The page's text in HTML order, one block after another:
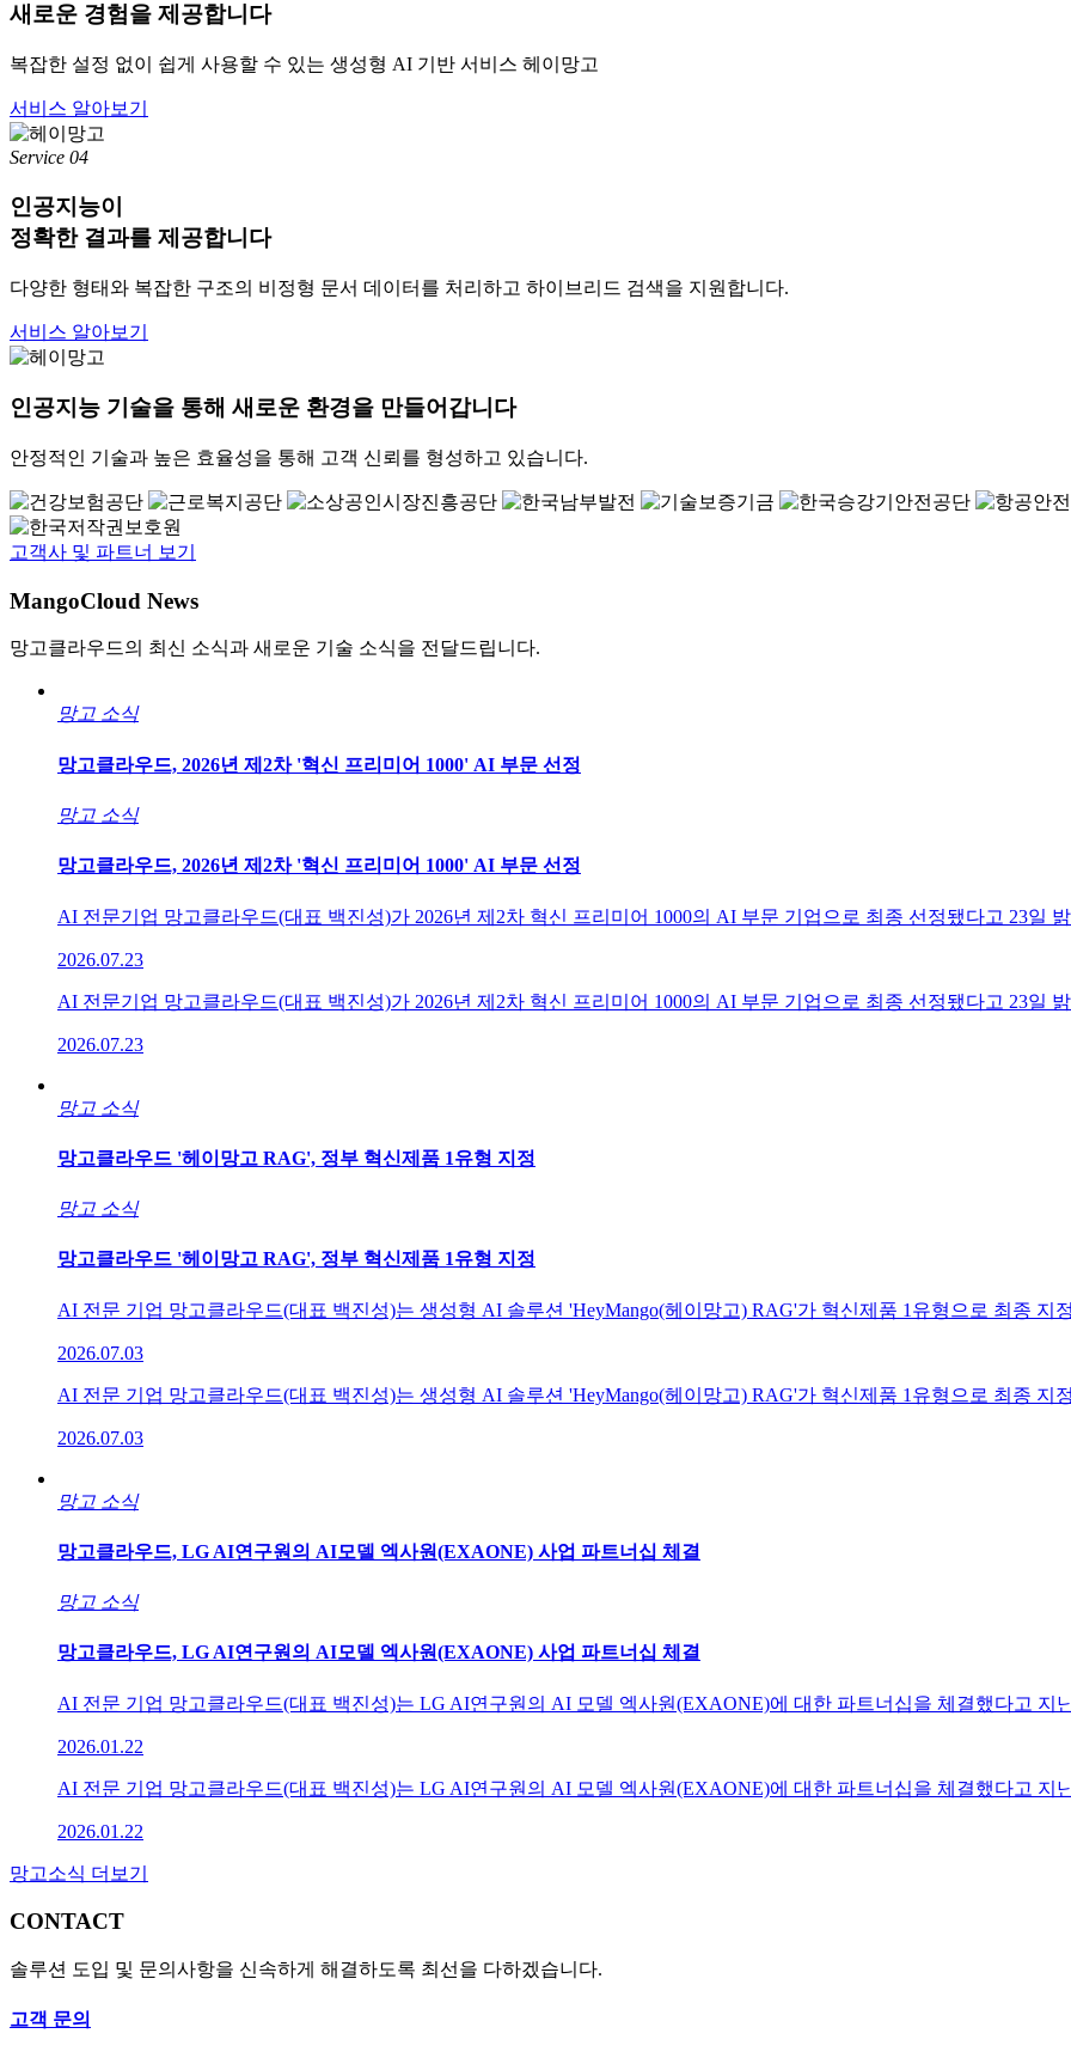
새로운 경험을 제공합니다
복잡한 설정 없이 쉽게 사용할 수 있는 생성형 AI 기반 서비스 헤이망고
서비스 알아보기
Service 04
인공지능이
정확한 결과를 제공합니다
다양한 형태와 복잡한 구조의 비정형 문서 데이터를 처리하고 하이브리드 검색을 지원합니다.
서비스 알아보기
인공지능 기술을 통해 새로운 환경을 만들어갑니다
안정적인 기술과 높은 효율성을 통해 고객 신뢰를 형성하고 있습니다.
고객사 및 파트너 보기
MangoCloud News
망고클라우드의 최신 소식과 새로운 기술 소식을 전달드립니다.
망고 소식
망고클라우드, 2026년 제2차 '혁신 프리미어 1000' AI 부문 선정
망고 소식
망고클라우드, 2026년 제2차 '혁신 프리미어 1000' AI 부문 선정
AI 전문기업 망고클라우드(대표 백진성)가 2026년 제2차 혁신 프리미어 1000의 AI 부문 기업으로 최종 선정됐다고 23일
2026.07.23
AI 전문기업 망고클라우드(대표 백진성)가 2026년 제2차 혁신 프리미어 1000의 AI 부문 기업으로 최종 선정됐다고 23일
2026.07.23
망고 소식
망고클라우드 '헤이망고 RAG', 정부 혁신제품 1유형 지정
망고 소식
망고클라우드 '헤이망고 RAG', 정부 혁신제품 1유형 지정
AI 전문 기업 망고클라우드(대표 백진성)는 생성형 AI 솔루션 'HeyMango(헤이망고) RAG'가 혁신제품 1유형으로 최종 지
2026.07.03
AI 전문 기업 망고클라우드(대표 백진성)는 생성형 AI 솔루션 'HeyMango(헤이망고) RAG'가 혁신제품 1유형으로 최종 지
2026.07.03
망고 소식
망고클라우드, LG AI연구원의 AI모델 엑사원(EXAONE) 사업 파트너십 체결
망고 소식
망고클라우드, LG AI연구원의 AI모델 엑사원(EXAONE) 사업 파트너십 체결
AI 전문 기업 망고클라우드(대표 백진성)는 LG AI연구원의 AI 모델 엑사원(EXAONE)에 대한 파트너십을 체결했다고 지
2026.01.22
AI 전문 기업 망고클라우드(대표 백진성)는 LG AI연구원의 AI 모델 엑사원(EXAONE)에 대한 파트너십을 체결했다고 지
2026.01.22
망고소식 더보기
CONTACT
솔루션 도입 및 문의사항을 신속하게 해결하도록 최선을 다하겠습니다.
고객 문의